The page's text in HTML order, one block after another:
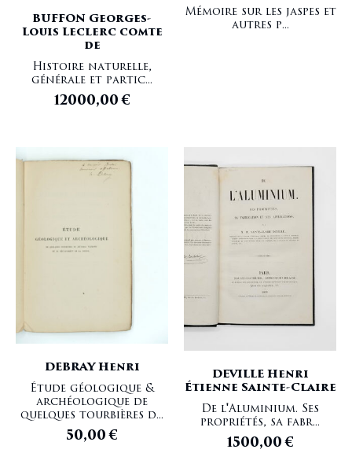
BUFFON Georges-
Louis Leclerc comte
de
Histoire naturelle,
générale et partic...
12000,00€
Mémoire sur les jaspes et
autres p...
DEBRAY Henri
Étude géologique &
archéologique de
quelques tourbières d...
50,00€
DEVILLE Henri
Étienne Sainte-Claire
De l'Aluminium. Ses
propriétés, sa fabr...
1500,00€